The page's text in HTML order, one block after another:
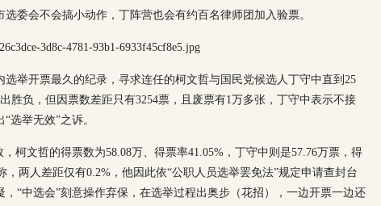
委会不会搞小动作，丁阵营也会有约百名律师团加入验票。
举开票最久的纪录，寻求连任的柯文哲与国民党候选人丁守中直到25
胜负，但因票数差距只有3254票，且废票有1万多张，丁守中表示不接
选举无效”之诉。
柯文哲的得票数为58.08万、得票率41.05%，丁守中则是57.76万票，得
，两人差距仅有0.2%，他因此依“公职人员选举罢免法”规定申请查封台
“中选会”刻意操作弃保，在选举过程出奥步（花招），一边开票一边还